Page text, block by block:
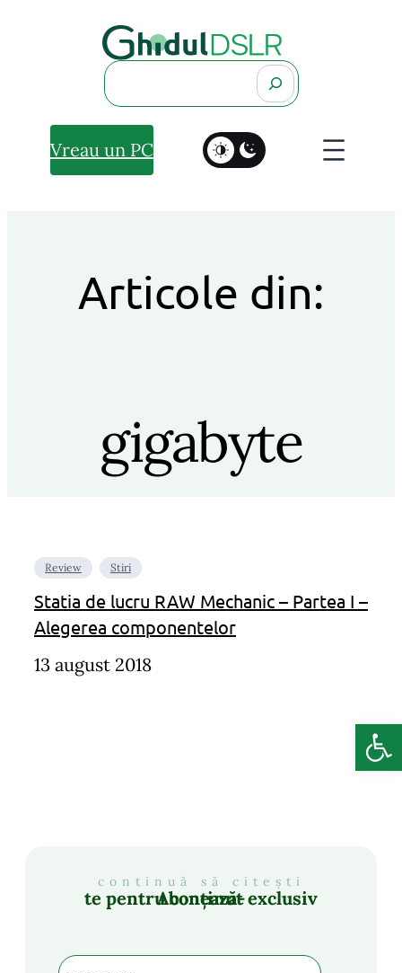
Search
Vreau un PC
Articole din:
gigabyte
Review Stiri
Statia de lucru RAW Mechanic – Partea I –
Alegerea componentelor
13 august 2018
continuă să citești
Abonează-te pentru conținut exclusiv